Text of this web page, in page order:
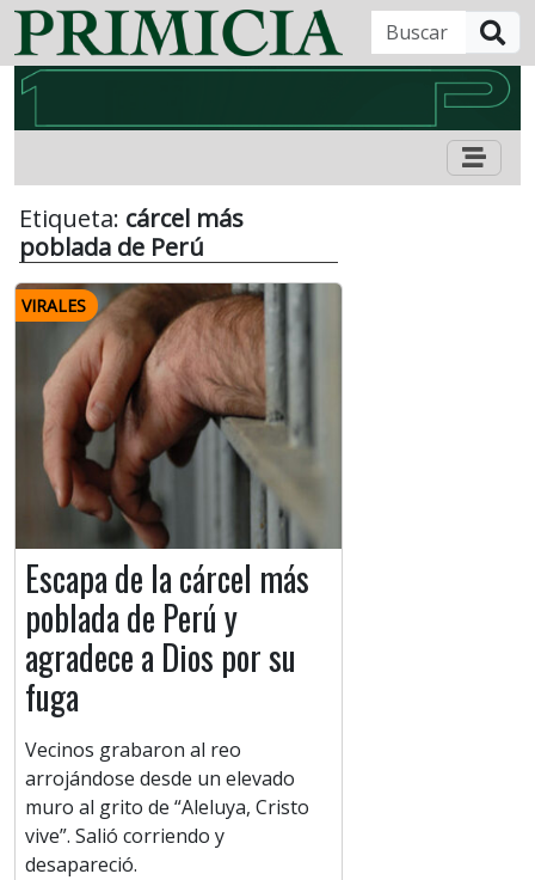
Etiqueta: cárcel más
poblada de Perú
VIRALES
Escapa de la cárcel más
poblada de Perú y
agradece a Dios por su
fuga
Vecinos grabaron al reo
arrojándose desde un elevado
muro al grito de “Aleluya, Cristo
vive”. Salió corriendo y
desapareció.